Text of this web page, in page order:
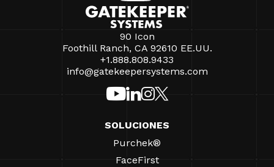
90 Icon
Foothill Ranch, CA 92610 EE.UU.
+1.888.808.9433
info@gatekeepersystems.com
SOLUCIONES
Purchek®
FaceFirst